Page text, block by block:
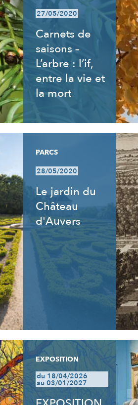
27/05/2020
Carnets de
saisons –
L’arbre : l’if,
entre la vie et
la mort
PARCS
28/05/2020
Le jardin du
Château
d'Auvers
EXPOSITION
du 18/04/2026
au 03/01/2027